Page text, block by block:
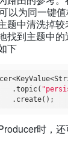
以为同一键
题中清洗掉
找到主题中
下
.topic(
时，还